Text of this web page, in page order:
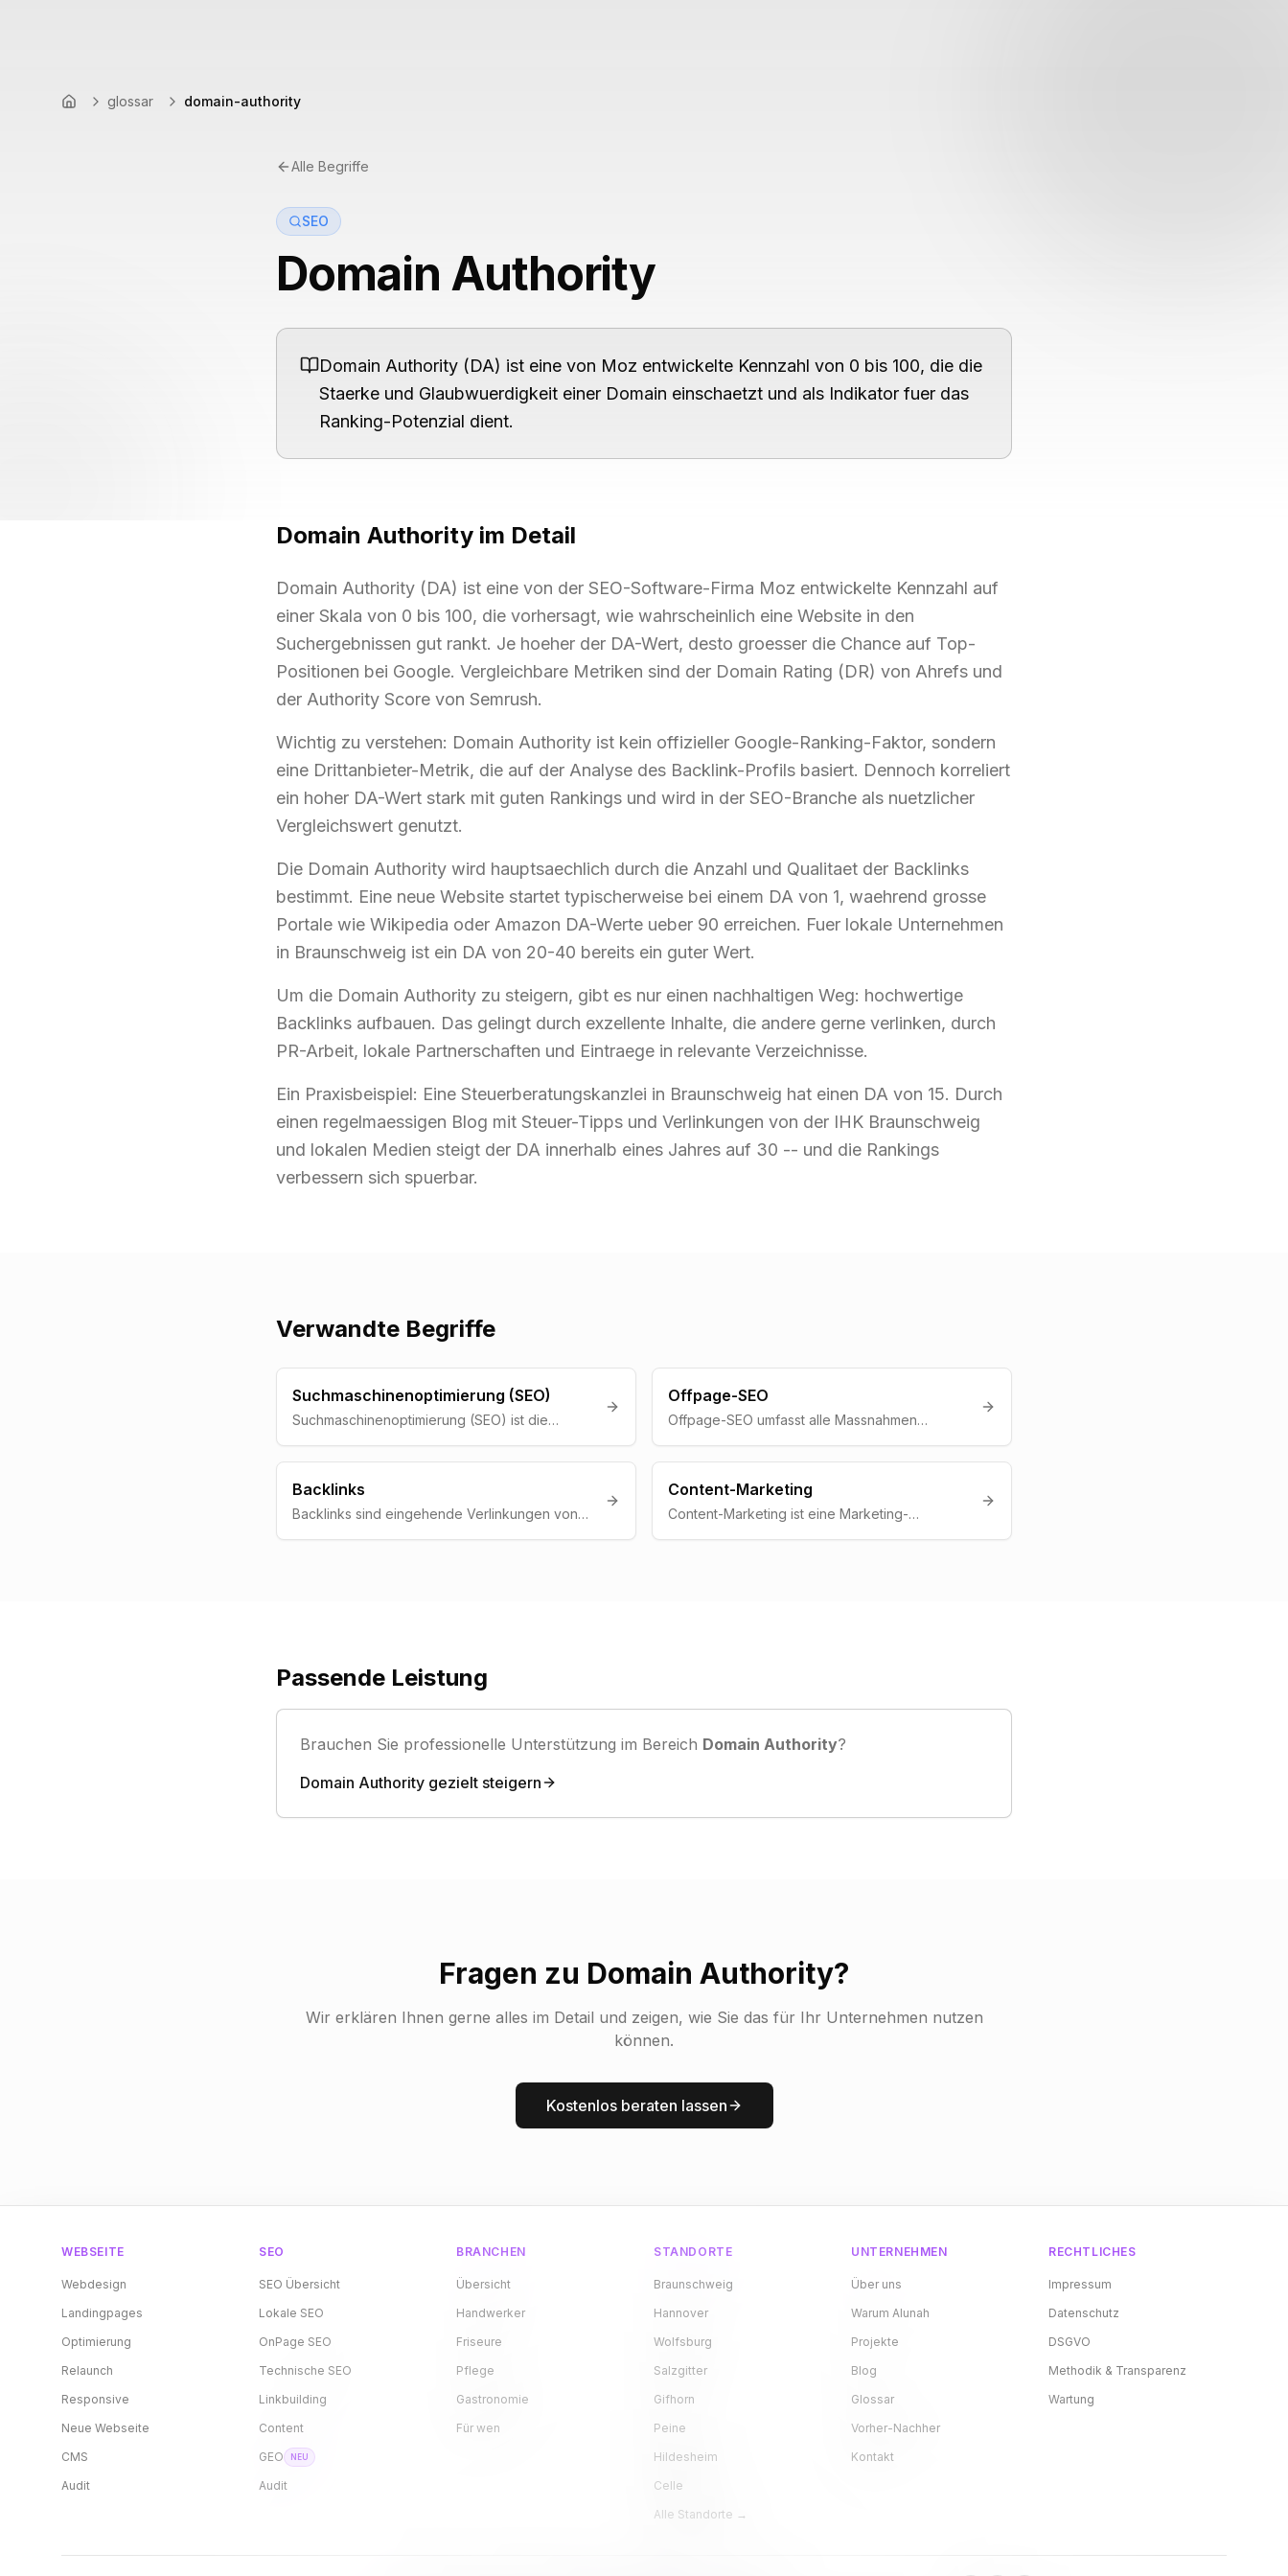
Startseiteglossar domain-authority
Alle Begriffe
SEO
Domain Authority
Domain Authority (DA) ist eine von Moz entwickelte Kennzahl von 0 bis 100, die die
Staerke und Glaubwuerdigkeit einer Domain einschaetzt und als Indikator fuer das
Ranking-Potenzial dient.
Domain Authority im Detail
Domain Authority (DA) ist eine von der SEO-Software-Firma Moz entwickelte Kennzahl auf
einer Skala von 0 bis 100, die vorhersagt, wie wahrscheinlich eine Website in den
Suchergebnissen gut rankt. Je hoeher der DA-Wert, desto groesser die Chance auf Top-
Positionen bei Google. Vergleichbare Metriken sind der Domain Rating (DR) von Ahrefs und
der Authority Score von Semrush.
Wichtig zu verstehen: Domain Authority ist kein offizieller Google-Ranking-Faktor, sondern
eine Drittanbieter-Metrik, die auf der Analyse des Backlink-Profils basiert. Dennoch korreliert
ein hoher DA-Wert stark mit guten Rankings und wird in der SEO-Branche als nuetzlicher
Vergleichswert genutzt.
Die Domain Authority wird hauptsaechlich durch die Anzahl und Qualitaet der Backlinks
bestimmt. Eine neue Website startet typischerweise bei einem DA von 1, waehrend grosse
Portale wie Wikipedia oder Amazon DA-Werte ueber 90 erreichen. Fuer lokale Unternehmen
in Braunschweig ist ein DA von 20-40 bereits ein guter Wert.
Um die Domain Authority zu steigern, gibt es nur einen nachhaltigen Weg: hochwertige
Backlinks aufbauen. Das gelingt durch exzellente Inhalte, die andere gerne verlinken, durch
PR-Arbeit, lokale Partnerschaften und Eintraege in relevante Verzeichnisse.
Ein Praxisbeispiel: Eine Steuerberatungskanzlei in Braunschweig hat einen DA von 15. Durch
einen regelmaessigen Blog mit Steuer-Tipps und Verlinkungen von der IHK Braunschweig
und lokalen Medien steigt der DA innerhalb eines Jahres auf 30 -- und die Rankings
verbessern sich spuerbar.
Verwandte Begriffe
Suchmaschinenoptimierung (SEO)
Suchmaschinenoptimierung (SEO) ist die
gefunden zu werden.
Offpage-SEO
Offpage-SEO umfasst alle Massnahmen
staerken.
Backlinks
Backlinks sind eingehende Verlinkungen von
Content-Marketing
Content-Marketing ist eine Marketing-
Passende Leistung
Brauchen Sie professionelle Unterstützung im Bereich Domain Authority?
Domain Authority gezielt steigern
Fragen zu Domain Authority?
Wir erklären Ihnen gerne alles im Detail und zeigen, wie Sie das für Ihr Unternehmen nutzen
können.
Kostenlos beraten lassen
WEBSEITE
Webdesign
Landingpages
Optimierung
Relaunch
Responsive
Neue Webseite
CMS
Audit
SEO
SEO Übersicht
Lokale SEO
OnPage SEO
Technische SEO
Linkbuilding
Content
GEO
NEU
Audit
BRANCHEN
Übersicht
Handwerker
Friseure
Pflege
Gastronomie
Für wen
STANDORTE
Braunschweig
Hannover
Wolfsburg
Salzgitter
Gifhorn
Peine
Hildesheim
Celle
Alle Standorte →
UNTERNEHMEN
Über uns
Warum Alunah
Projekte
Blog
Glossar
Vorher-Nachher
Kontakt
RECHTLICHES
Impressum
Datenschutz
DSGVO
Methodik & Transparenz
Wartung